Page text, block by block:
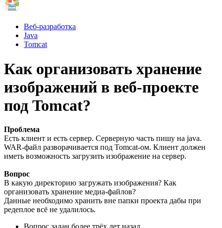
Веб-разработка
Java
Tomcat
Как организовать хранение
изображений в веб-проекте
под Tomcat?
Проблема
Есть клиент и есть сервер. Серверную часть пишу на java.
WAR-файл разворачивается под Tomcat-ом. Клиент должен
иметь возможность загрузить изображение на сервер.
Вопрос
В какую директорию загружать изображения? Как
организовать хранение медиа-файлов?
Данные необходимо хранить вне папки проекта дабы при
редеплое всё не удалилось.